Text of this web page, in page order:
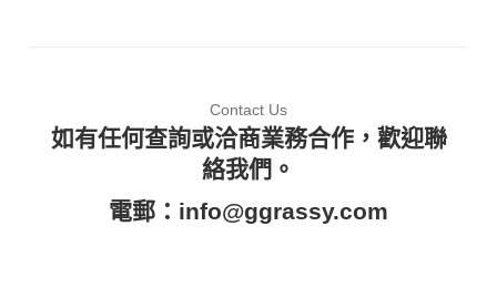
Contact Us
如有任何查詢或洽商業務合作，歡迎聯
絡我們。
電郵： info@ggrassy.com